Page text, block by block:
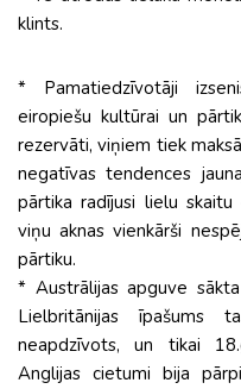
klints.
* Pamatiedzīvotāji
eiropiešu kultūrai un
rezervāti, viņiem tiek
negatīvas tendences
pārtika radījusi lielu skaitu
viņu aknas vienkārši
pārtiku.
* Austrālijas apguve
Lielbritānijas īpašums
neapdzīvots, un tikai
Anglijas cietumi bija